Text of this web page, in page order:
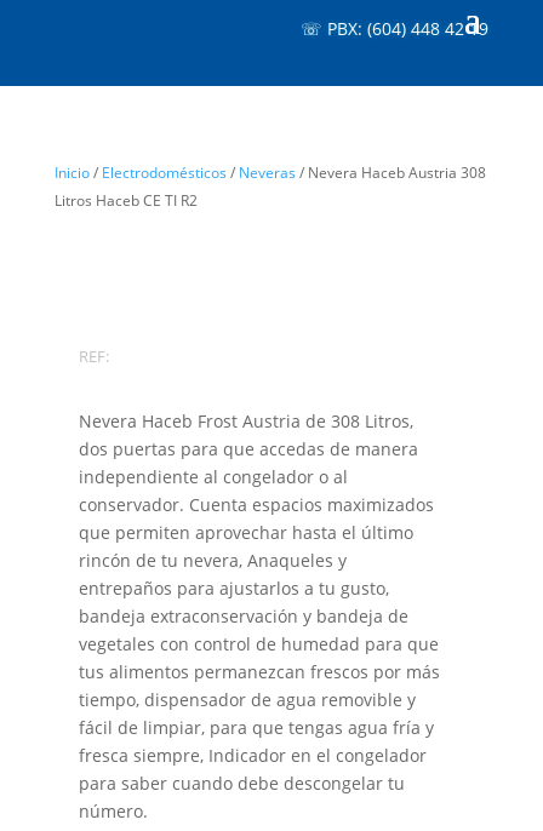
☏ PBX: (604) 448 42 19
Inicio/ Electrodomésticos / Neveras / Nevera Haceb Austria 308
Litros Haceb CE TI R2
REF:
Nevera Haceb Frost Austria de 308 Litros,
dos puertas para que accedas de manera
independiente al congelador o al
conservador. Cuenta espacios maximizados
que permiten aprovechar hasta el último
rincón de tu nevera, Anaqueles y
entrepaños para ajustarlos a tu gusto,
bandeja extraconservación y bandeja de
vegetales con control de humedad para que
tus alimentos permanezcan frescos por más
tiempo, dispensador de agua removible y
fácil de limpiar, para que tengas agua fría y
fresca siempre, Indicador en el congelador
para saber cuando debe descongelar tu
número.